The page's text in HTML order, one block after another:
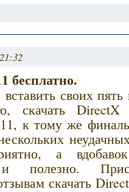
бесплатно.
своих пять
скачать DirectX
к тому же
а
полезно.
скачать